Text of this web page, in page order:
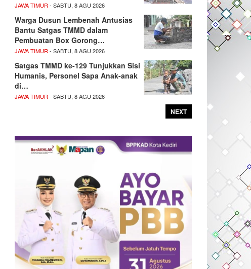
JAWA TIMUR - SABTU, 8 AGU 2026
Warga Dusun Lembenah Antusias
Bantu Satgas TMMD dalam
Pembuatan Box Gorong…
JAWA TIMUR - SABTU, 8 AGU 2026
Satgas TMMD ke-129 Tunjukkan Sisi
Humanis, Personel Sapa Anak-anak
di…
JAWA TIMUR - SABTU, 8 AGU 2026
NEXT